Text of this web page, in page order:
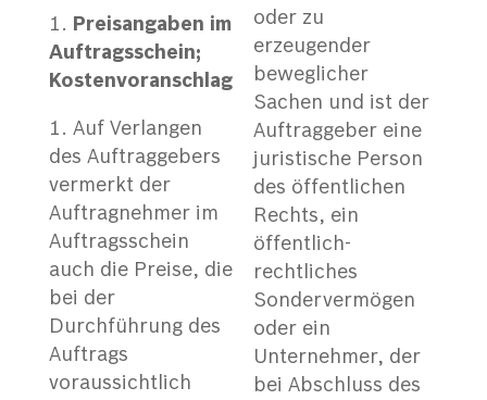
Preisangaben im
Auftragsschein;
Kostenvoranschlag
Auf Verlangen
des Auftraggebers
vermerkt der
Auftragnehmer im
Auftragsschein
auch die Preise, die
bei der
Durchführung des
Auftrags
voraussichtlich
oder zu
erzeugender
beweglicher
Sachen und ist der
Auftraggeber eine
juristische Person
des öffentlichen
Rechts, ein
öffentlich-
rechtliches
Sondervermögen
oder ein
Unternehmer, der
bei Abschluss des